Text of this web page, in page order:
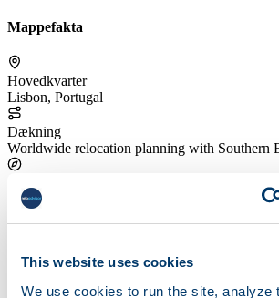
This website uses cookies
We use cookies to run the site, analyze
Mappefakta
Hovedkvarter
Lisbon, Portugal
Dækning
Worldwide relocation planning with Southern
Useful for full-service overseas relocations and
Compare route fit and service mix through the